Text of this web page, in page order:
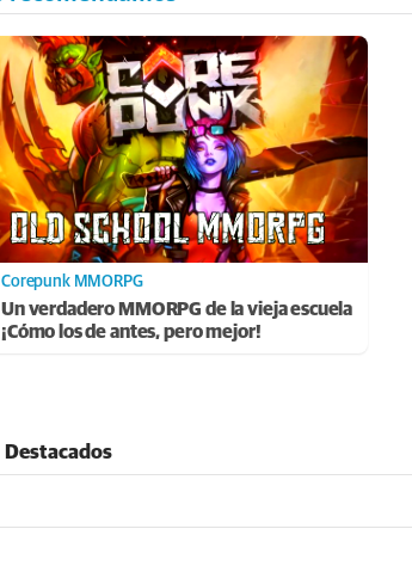
Corepunk MMORPG
Un verdadero MMORPG de la vieja escuela
¡Cómo los de antes, pero mejor!
Destacados